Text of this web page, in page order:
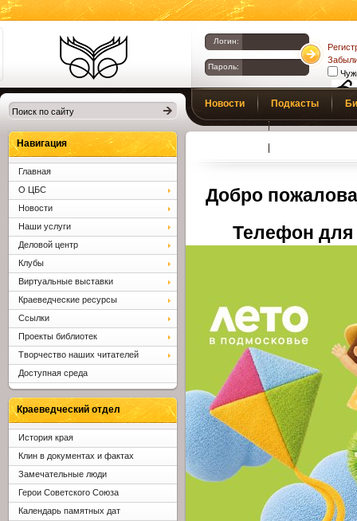
Библиотеки
Клина. Клинская
ЦБС.
Логин:
Пароль:
Новости Подкасты
Добро
Телефон для
Навигация
Главная
О ЦБС
Новости
Наши услуги
Деловой центр
Клубы
Виртуальные выставки
Краеведческие ресурсы
Ссылки
Проекты библиотек
Творчество наших читателей
Доступная среда
Краеведческий отдел
История края
Клин в документах и фактах
Замечательные люди
Герои Советского Союза
Календарь памятных дат